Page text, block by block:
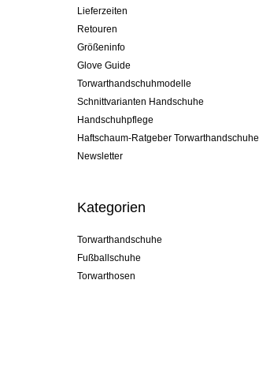
Lieferzeiten
Retouren
Größeninfo
Glove Guide
Torwarthandschuhmodelle
Schnittvarianten Handschuhe
Handschuhpflege
Haftschaum-Ratgeber Torwarthandschuhe
Newsletter
Kategorien
Torwarthandschuhe
Fußballschuhe
Torwarthosen